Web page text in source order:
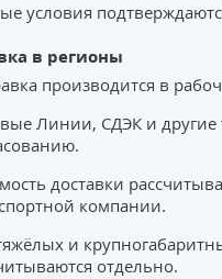
условия
в регионы
производится в
Линии, СДЭК и
доставки
компании.
и
отдельно.